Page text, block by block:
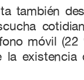
también
móvil
la